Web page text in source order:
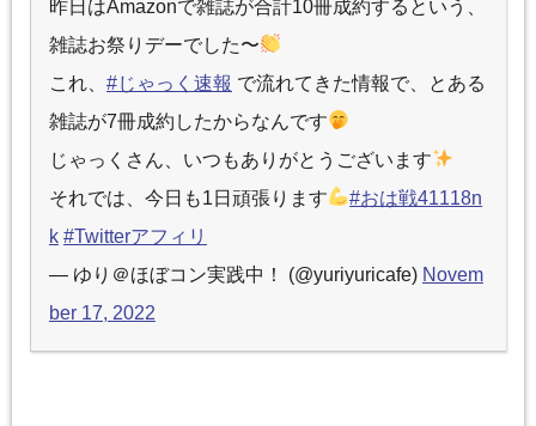
昨日はAmazonで雑誌が合計10冊成約するという、
雑誌お祭りデーでした〜
これ、 #じゃっく速報 で流れてきた情報で、とある
雑誌が7冊成約したからなんです
じゃっくさん、いつもありがとうございます
それでは、今日も1日頑張ります
#おは戦41118n
k #Twitterアフィリ
— ゆり＠ほぼコン実践中！ (@yuriyuricafe) Novem
ber 17, 2022